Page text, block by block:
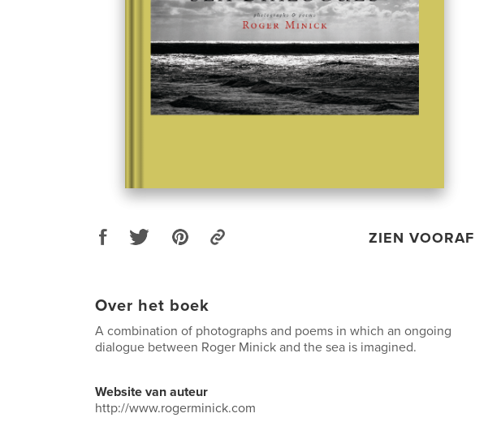
ZIEN VOORAF
Over het boek
A combination of photographs and poems in which an ongoing
dialogue between Roger Minick and the sea is imagined.
Website van auteur
http://www.rogerminick.com